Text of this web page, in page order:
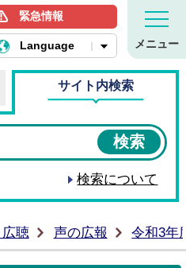
筑西市ホームページ
緊急情報
Language メニュー
サイト内検索
検索について
聴 声の広報 令和3年